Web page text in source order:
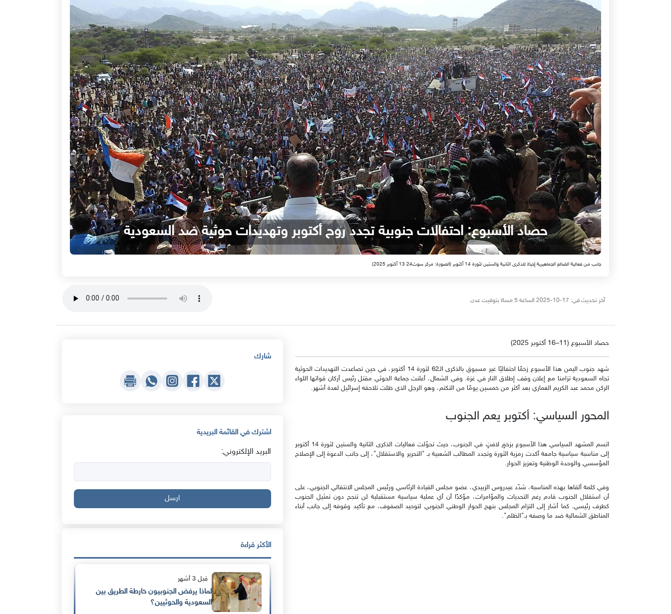
حصاد الأسبوع: احتفالات جنوبية تجدد روح أكتوبر وتهديدات حوثية ضد السعودية
جانب من فعالية الضالع الجماهيرية إحياءً للذكرى الثانية والستين لثورة 14 أكتوبر (الصورة: مركز سوث24 13 أكتوبر 2025)
آخر تحديث في: 17-10-2025 الساعة 5 مساءً بتوقيت عدن
حصاد الأسبوع (11–16 أكتوبر 2025)
شهد جنوب اليمن هذا الأسبوع زخمًا احتفاليًا غير مسبوق بالذكرى الـ62 لثورة 14 أكتوبر، في حين تصاعدت التهديدات الحوثية
تجاه السعودية تزامنا مع إعلان وقف إطلاق النار في غزة. وفي الشمال، أعلنت جماعة الحوثي مقتل رئيس أركان قواتها اللواء
الركن محمد عبد الكريم الغماري بعد أكثر من خمسين يومًا من التكتم، وهو الرجل الذي ظلت تلاحقه إسرائيل لعدة أشهر.
المحور السياسي: أكتوبر يعم الجنوب
اتسم المشهد السياسي هذا الأسبوع بزخمٍ لافتٍ في الجنوب، حيث تحوّلت فعاليات الذكرى الثانية والستين لثورة 14 أكتوبر
إلى مناسبة سياسية جامعة أكدت رمزية الثورة وتجدد المطالب الشعبية بـ "التحرير والاستقلال"، إلى جانب الدعوة إلى الإصلاح
المؤسسي والوحدة الوطنية وتعزيز الحوار.
وفي كلمة ألقاها بهذه المناسبة، شدّد عيدروس الزبيدي، عضو مجلس القيادة الرئاسي ورئيس المجلس الانتقالي الجنوبي، على
أن استقلال الجنوب قادم رغم التحديات والمؤامرات، مؤكدًا أن أي عملية سياسية مستقبلية لن تنجح دون تمثيل الجنوب
كطرف رئيسي. كما أشار إلى التزام المجلس بنهج الحوار الوطني الجنوبي لتوحيد الصفوف، مع تأكيد وقوفه إلى جانب أبناء
المناطق الشمالية ضد ما وصفه بـ"الظلم".
شارك
اشترك في القائمة البريدية
البريد الإلكتروني:
ارسل
الأكثر قراءة
قبل 3 أشهر
لماذا يرفض الجنوبيون خارطة الطريق بين
السعودية والحوثيين؟